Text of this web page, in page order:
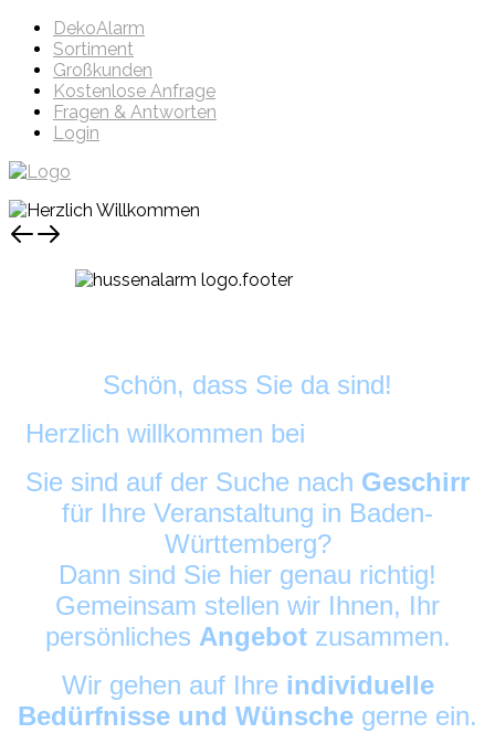
DekoAlarm
Sortiment
Großkunden
Kostenlose Anfrage
Fragen & Antworten
Login
Schön, dass Sie da sind!
Herzlich willkommen bei
Sie sind auf der Suche nach Geschirr
für Ihre Veranstaltung in Baden-
Württemberg?
Dann sind Sie hier genau richtig!
Gemeinsam stellen wir Ihnen, Ihr
persönliches Angebot zusammen.
Wir gehen auf Ihre individuelle
Bedürfnisse und Wünsche gerne ein.